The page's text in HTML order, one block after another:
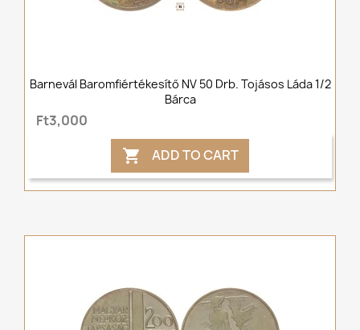
Barnevál Baromfiértékesítő NV 50 Drb. Tojásos Láda 1/2
Bárca
Ft3,000
 ADD TO CART